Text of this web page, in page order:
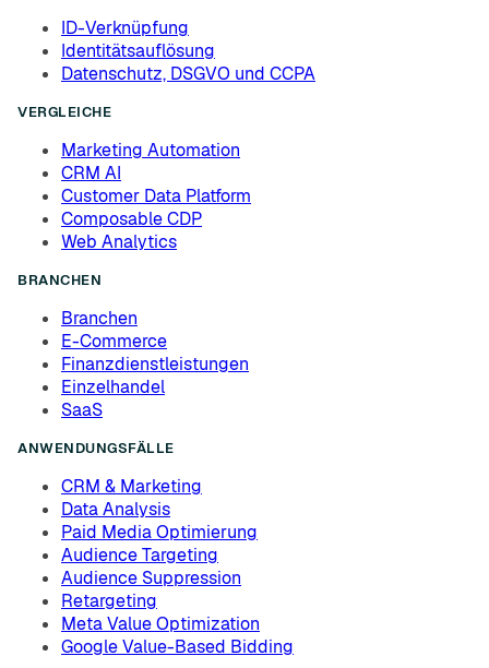
ID-Verknüpfung
Identitätsauflösung
Datenschutz, DSGVO und CCPA
VERGLEICHE
Marketing Automation
CRM AI
Customer Data Platform
Composable CDP
Web Analytics
BRANCHEN
Branchen
E-Commerce
Finanzdienstleistungen
Einzelhandel
SaaS
ANWENDUNGSFÄLLE
CRM & Marketing
Data Analysis
Paid Media Optimierung
Audience Targeting
Audience Suppression
Retargeting
Meta Value Optimization
Google Value-Based Bidding